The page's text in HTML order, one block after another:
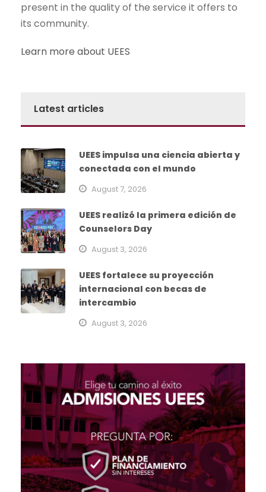
present in the quality of the service it offers to
its community.
Learn more about UEES
Latest articles
UEES impulsa una ciencia abierta y
conectada con el mundo
August 7, 2026
UEES realizó la primera edición de
Counselors Day
August 3, 2026
UEES fortalece su proyección
internacional con becas de
intercambio
August 3, 2026